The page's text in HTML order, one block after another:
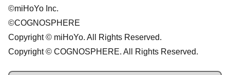
©miHoYo Inc.
©COGNOSPHERE
Copyright © miHoYo. All Rights Reserved.
Copyright © COGNOSPHERE. All Rights Reserved.